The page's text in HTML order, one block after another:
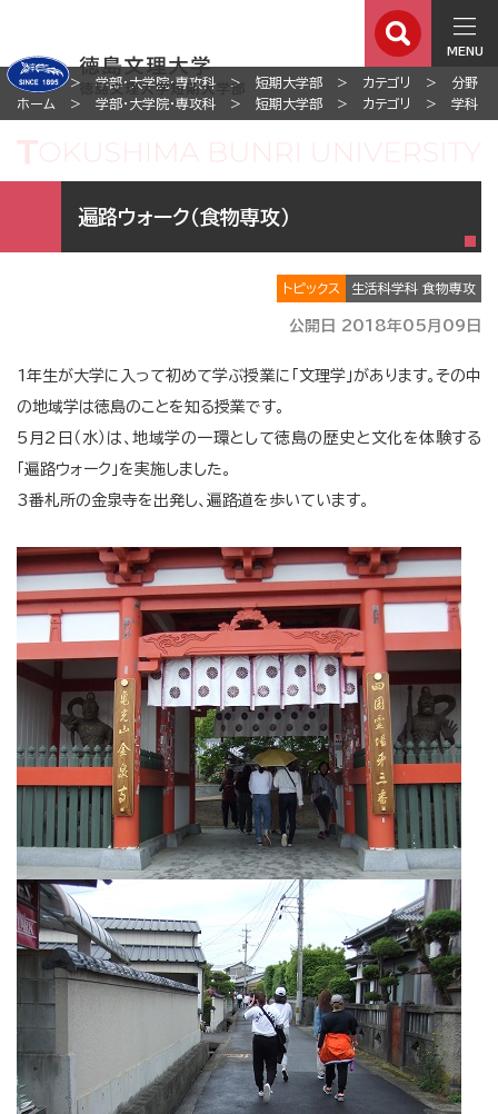
MENU
ホーム 学部・大学院・専攻科 短期大学部 カテゴリ
分野
ホーム
学部・大学院・専攻科 短期大学部 カテゴリ 学科
遍路ウォーク（食物専攻）
トピックス 生活科学科 食物専攻
公開日 2018年05月09日
1年生が大学に入って初めて学ぶ授業に「文理学」があります。その中
の地域学は徳島のことを知る授業です。
5月2日（水）は、地域学の一環として徳島の歴史と文化を体験する
「遍路ウォーク」を実施しました。
3番札所の金泉寺を出発し、遍路道を歩いています。